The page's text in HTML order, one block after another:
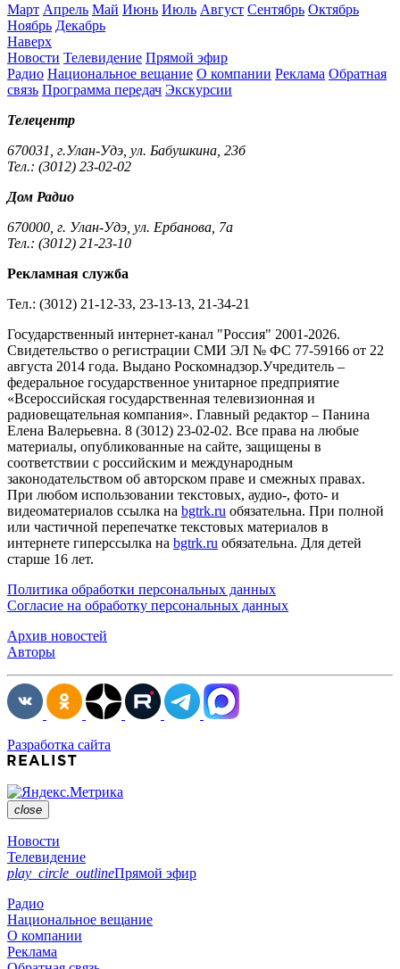
Март Апрель Май Июнь Июль Август Сентябрь Октябрь
Ноябрь Декабрь
Наверх
Новости Телевидение Прямой эфир
Радио Национальное вещание О компании Реклама Обратная
связь Программа передач Экскурсии
Телецентр
670031, г.Улан-Удэ, ул. Бабушкина, 23б
Тел.: (3012) 23-02-02
Дом Радио
670000, г. Улан-Удэ, ул. Ербанова, 7а
Тел.: (3012) 21-23-10
Рекламная служба
Тел.: (3012) 21-12-33, 23-13-13, 21-34-21
Государственный интернет-канал "Россия" 2001-2026.
Cвидетельство о регистрации СМИ ЭЛ № ФС 77-59166 от 22
августа 2014 года. Выдано Роскомнадзор.Учредитель –
федеральное государственное унитарное предприятие
«Всероссийская государственная телевизионная и
радиовещательная компания». Главный редактор – Панина
Елена Валерьевна. 8 (3012) 23-02-02. Все права на любые
материалы, опубликованные на сайте, защищены в
соответствии с российским и международным
законодательством об авторском праве и смежных правах.
При любом использовании текстовых, аудио-, фото- и
видеоматериалов ссылка на bgtrk.ru обязательна. При полной
или частичной перепечатке текстовых материалов в
интернете гиперссылка на bgtrk.ru обязательна. Для детей
старше 16 лет.
Политика обработки персональных данных
Согласие на обработку персональных данных
Архив новостей
Авторы
Разработка сайта
close
Новости
Телевидение
play_circle_outlineПрямой эфир
Радио
Национальное вещание
О компании
Реклама